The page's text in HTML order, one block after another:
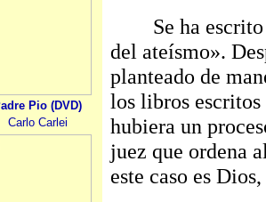
Pio (DVD)
Carlo Carlei
Se ha escrito
del ateísmo».
planteado de
los libros escritos
hubiera un
juez que ordena
este caso es